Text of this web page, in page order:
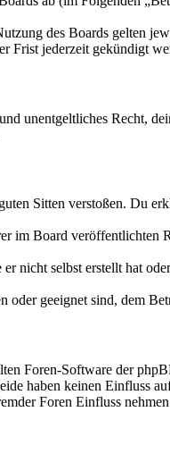
des Boards gelten
Frist jederzeit gekündigt
unentgeltliches Recht,
Sitten verstoßen. Du
im Board
selbst erstellt hat
oder geeignet sind, dem
Foren-Software der
haben keinen Einfluss
Foren Einfluss